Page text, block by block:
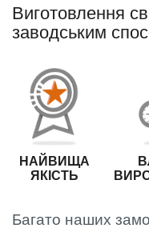
Виготовлення
заводським
НАЙВИЩА
ЯКІСТЬ
Багато наших